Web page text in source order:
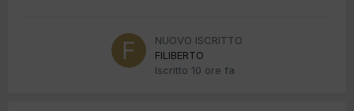
NUOVO ISCRITTO
FILIBERTO
Iscritto 10 ore fa